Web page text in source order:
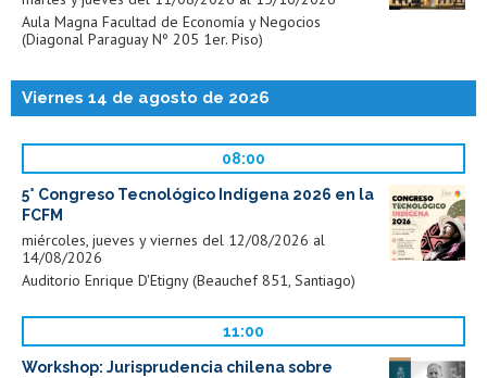
Aula Magna Facultad de Economía y Negocios
(Diagonal Paraguay Nº 205 1er. Piso)
Viernes 14 de agosto de 2026
08:00
5° Congreso Tecnológico Indígena 2026 en la
FCFM
miércoles, jueves y viernes del 12/08/2026 al
14/08/2026
Auditorio Enrique D'Etigny (Beauchef 851, Santiago)
11:00
Workshop: Jurisprudencia chilena sobre